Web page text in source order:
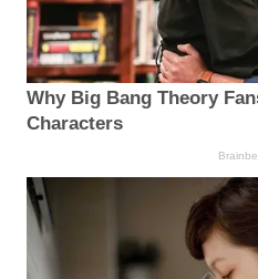
Why Big Bang Theory
Characters